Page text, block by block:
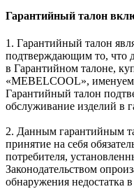
Гарантийный талон
1. Гарантийный талон
подтверждающим то, что
в Гарантийном талоне,
«MEBELCOOL»,
Гарантийный талон
обслуживание изделий в
2. Данным гарантийным
принятие на себя
потребителя,
Законодательством
обнаружения недостатка в